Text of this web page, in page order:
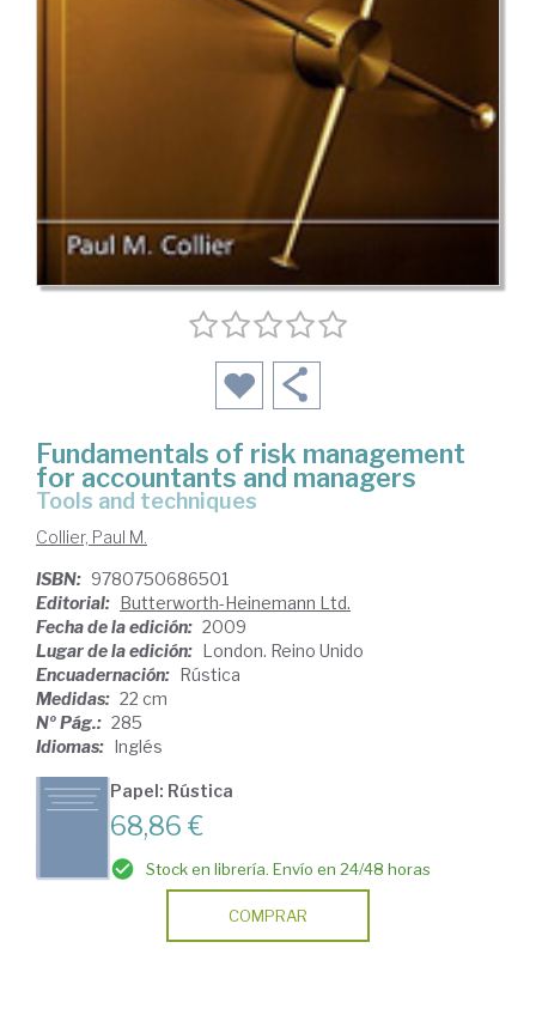
Fundamentals of risk management
for accountants and managers
tools and techniques
Collier, Paul M.
ISBN: 9780750686501
Editorial: Butterworth-Heinemann Ltd.
Fecha de la edición: 2009
Lugar de la edición: London. Reino Unido
Encuadernación: Rústica
Medidas: 22 cm
Nº Pág.: 285
Idiomas: Inglés
Papel: Rústica
68,86 €
Stock en librería. Envío en 24/48 horas
COMPRAR